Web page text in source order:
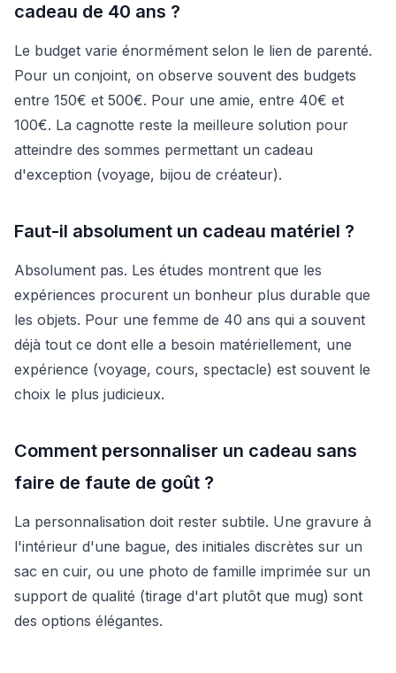
cadeau de 40 ans ?
Le budget varie énormément selon le lien de parenté.
Pour un conjoint, on observe souvent des budgets
entre 150€ et 500€. Pour une amie, entre 40€ et
100€. La cagnotte reste la meilleure solution pour
atteindre des sommes permettant un cadeau
d'exception (voyage, bijou de créateur).
Faut-il absolument un cadeau matériel ?
Absolument pas. Les études montrent que les
expériences procurent un bonheur plus durable que
les objets. Pour une femme de 40 ans qui a souvent
déjà tout ce dont elle a besoin matériellement, une
expérience (voyage, cours, spectacle) est souvent le
choix le plus judicieux.
Comment personnaliser un cadeau sans
faire de faute de goût ?
La personnalisation doit rester subtile. Une gravure à
l'intérieur d'une bague, des initiales discrètes sur un
sac en cuir, ou une photo de famille imprimée sur un
support de qualité (tirage d'art plutôt que mug) sont
des options élégantes.